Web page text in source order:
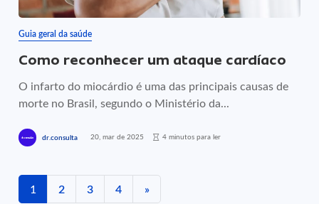
Guia geral da saúde
Como reconhecer um ataque cardíaco
O infarto do miocárdio é uma das principais causas de
morte no Brasil, segundo o Ministério da...
dr.consulta 20, mar de 2025 4 minutos para ler
1 2 3 4 »